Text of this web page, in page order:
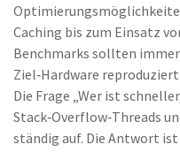
Caching bis zum Einsatz
Benchmarks sollten immer
Ziel‑Hardware
Die Frage „Wer ist
Stack‑Overflow‑Threads
ständig auf. Die Antwort ist